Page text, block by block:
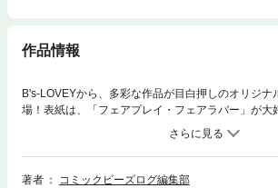
作品情報
B's-LOVEYから、多彩な作品が目白押しのオリジナ
場！表紙は、「フェアプレイ・フェアラバー」が大
ヤが担当!!☆こんなのと関わったから俺まで……「フ
ラバー」episode.3／日乃チハヤ諏訪以外にセフレ
これまでのような態度で諏訪と会わなくなった長峰
ことをきっかけにお互いの気持ちを話し、再びセッ
著者
コミックビーズログ編集部